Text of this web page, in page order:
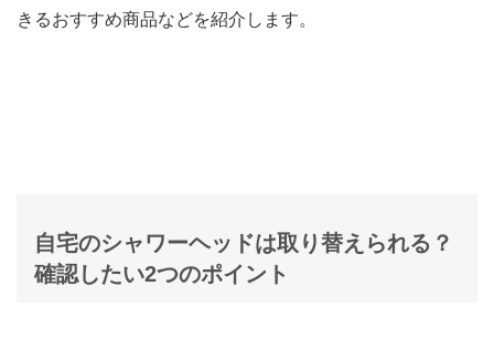
きるおすすめ商品などを紹介します。
自宅のシャワーヘッドは取り替えられる？
確認したい2つのポイント